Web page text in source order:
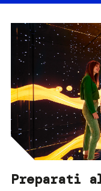
Preparati